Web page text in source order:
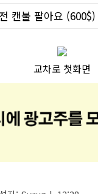
캔불 팔아요 (600$)
교차로 첫화면